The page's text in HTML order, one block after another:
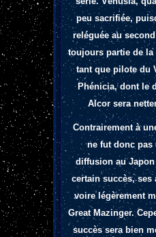
peu sacrifiée,
reléguée au
toujours partie de
tant que pilote du
Phénicia, dont le
Alcor sera
Contrairement à
ne fut donc pas
diffusion au
certain succès, ses
voire légèrement
Great Mazinger.
succès sera bien